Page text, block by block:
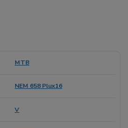
MTB
NEM 658 Plux16
V